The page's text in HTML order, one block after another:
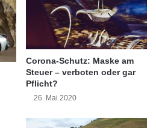
Corona-Schutz: Maske am
Steuer – verboten oder gar
Pflicht?
26. Mai 2020